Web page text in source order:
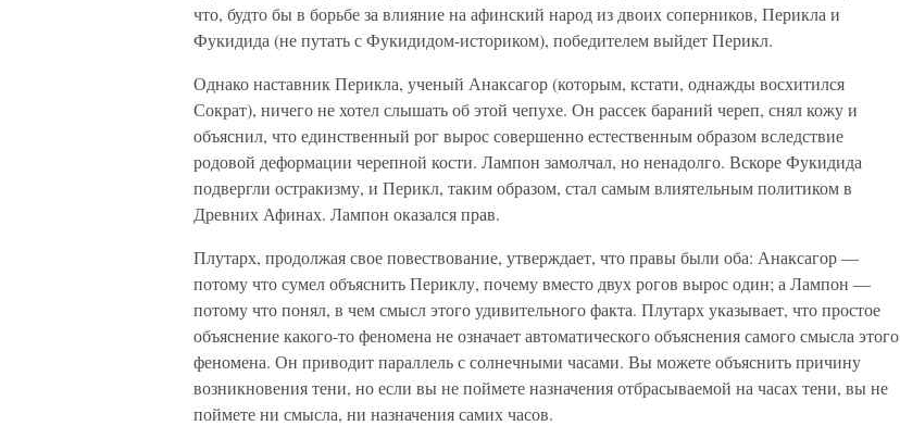
что, будто бы в борьбе за влияние на афинский народ из двоих соперников, Перикла и
Фукидида (не путать с Фукидидом-историком), победителем выйдет Перикл.
Однако наставник Перикла, ученый Анаксагор (которым, кстати, однажды восхитился
Сократ), ничего не хотел слышать об этой чепухе. Он рассек бараний череп, снял кожу и
объяснил, что единственный рог вырос совершенно естественным образом вследствие
родовой деформации черепной кости. Лампон замолчал, но ненадолго. Вскоре Фукидида
подвергли остракизму, и Перикл, таким образом, стал самым влиятельным политиком в
Древних Афинах. Лампон оказался прав.
Плутарх, продолжая свое повествование, утверждает, что правы были оба: Анаксагор —
потому что сумел объяснить Периклу, почему вместо двух рогов вырос один; а Лампон —
потому что понял, в чем смысл этого удивительного факта. Плутарх указывает, что простое
объяснение какого-то феномена не означает автоматического объяснения самого смысла этого
феномена. Он приводит параллель с солнечными часами. Вы можете объяснить причину
возникновения тени, но если вы не поймете назначения отбрасываемой на часах тени, вы не
поймете ни смысла, ни назначения самих часов.